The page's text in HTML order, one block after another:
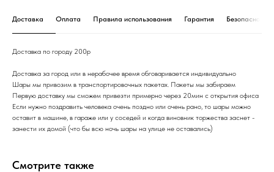
Доставка Оплата Правила использования Гарантия Безопасность
Доставка по городу 200р
Доставка за город или в нерабочее время обговаривается индивидуально
Шары мы привозим в транспортировочных пакетах. Пакеты мы забираем
Первую доставку мы сможем привезти примерно через 20мин с открытия офиса
Если нужно поздравить человека очень поздно или очень рано, то шары можно
оставит в машине, в гараже или у соседей и когда виновник торжества заснет -
занести их домой (что бы всю ночь шары на улице не оставались)
Смотрите также